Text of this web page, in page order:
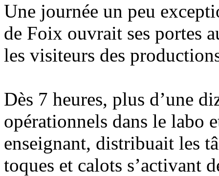
Une journée un peu
de Foix ouvrait ses portes
les visiteurs des
Dès 7 heures, plus d’une
opérationnels dans le labo
enseignant, distribuait les
toques et calots s’activant